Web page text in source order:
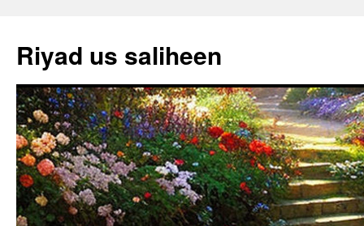
Riyad us saliheen